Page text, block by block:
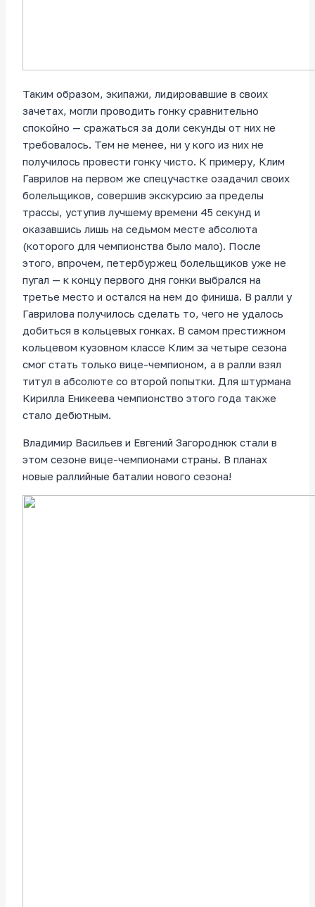
Таким образом, экипажи, лидировавшие в своих
зачетах, могли проводить гонку сравнительно
спокойно — сражаться за доли секунды от них не
требовалось. Тем не менее, ни у кого из них не
получилось провести гонку чисто. К примеру, Клим
Гаврилов на первом же спецучастке озадачил своих
болельщиков, совершив экскурсию за пределы
трассы, уступив лучшему времени 45 секунд и
оказавшись лишь на седьмом месте абсолюта
(которого для чемпионства было мало). После
этого, впрочем, петербуржец болельщиков уже не
пугал — к концу первого дня гонки выбрался на
третье место и остался на нем до финиша. В ралли у
Гаврилова получилось сделать то, чего не удалось
добиться в кольцевых гонках. В самом престижном
кольцевом кузовном классе Клим за четыре сезона
смог стать только вице-чемпионом, а в ралли взял
титул в абсолюте со второй попытки. Для штурмана
Кирилла Еникеева чемпионство этого года также
стало дебютным.
Владимир Васильев и Евгений Загороднюк стали в
этом сезоне вице-чемпионами страны. В планах
новые раллийные баталии нового сезона!